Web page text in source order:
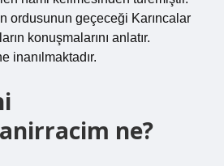
ordusunun geçeceği Karıncalar
konuşmalarını anlatır.
inanılmaktadır.
ne?